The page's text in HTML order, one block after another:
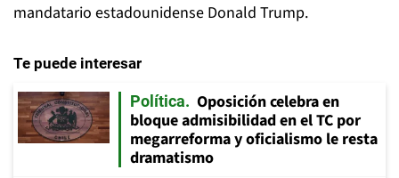
mandatario estadounidense Donald Trump.
Te puede interesar
Política
Oposición celebra en
bloque admisibilidad en el TC por
megarreforma y oficialismo le resta
dramatismo